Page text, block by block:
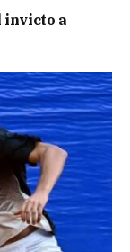
invicto a